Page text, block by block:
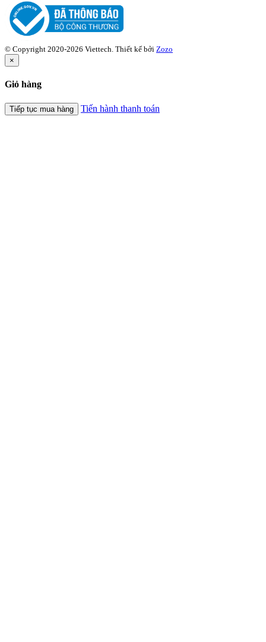
© Copyright 2020-2026 Viettech. Thiết kế bởi Zozo
×
Giỏ hàng
Tiếp tục mua hàng Tiến hành thanh toán